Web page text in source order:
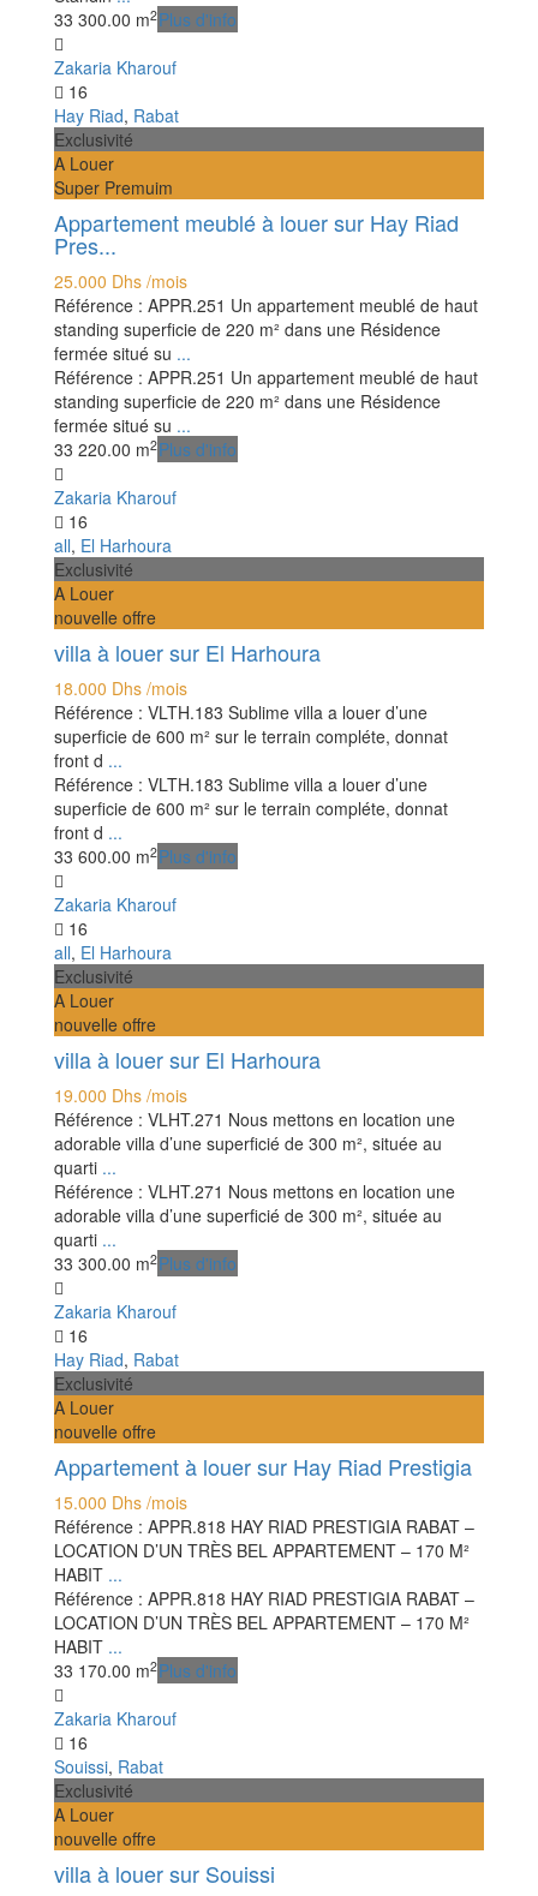
33 300.00 m2Plus d'info
Zakaria Kharouf
16
Hay Riad, Rabat
Exclusivité
A Louer
Super Premuim
Appartement meublé à louer sur Hay Riad
Pres...
25.000 Dhs /mois
Référence : APPR.251 Un appartement meublé de haut
standing superficie de 220 m² dans une Résidence
fermée situé su ...
Référence : APPR.251 Un appartement meublé de haut
standing superficie de 220 m² dans une Résidence
fermée situé su ...
33 220.00 m2Plus d'info
Zakaria Kharouf
16
all, El Harhoura
Exclusivité
A Louer
nouvelle offre
villa à louer sur El Harhoura
18.000 Dhs /mois
Référence : VLTH.183 Sublime villa a louer d’une
superficie de 600 m² sur le terrain compléte, donnat
front d ...
Référence : VLTH.183 Sublime villa a louer d’une
superficie de 600 m² sur le terrain compléte, donnat
front d ...
33 600.00 m2Plus d'info
Zakaria Kharouf
16
all, El Harhoura
Exclusivité
A Louer
nouvelle offre
villa à louer sur El Harhoura
19.000 Dhs /mois
Référence : VLHT.271 Nous mettons en location une
adorable villa d’une superficié de 300 m², située au
quarti ...
Référence : VLHT.271 Nous mettons en location une
adorable villa d’une superficié de 300 m², située au
quarti ...
33 300.00 m2Plus d'info
Zakaria Kharouf
16
Hay Riad, Rabat
Exclusivité
A Louer
nouvelle offre
Appartement à louer sur Hay Riad Prestigia
15.000 Dhs /mois
Référence : APPR.818 HAY RIAD PRESTIGIA RABAT –
LOCATION D’UN TRÈS BEL APPARTEMENT – 170 M²
HABIT ...
Référence : APPR.818 HAY RIAD PRESTIGIA RABAT –
LOCATION D’UN TRÈS BEL APPARTEMENT – 170 M²
HABIT ...
33 170.00 m2Plus d'info
Zakaria Kharouf
16
Souissi, Rabat
Exclusivité
A Louer
nouvelle offre
villa à louer sur Souissi